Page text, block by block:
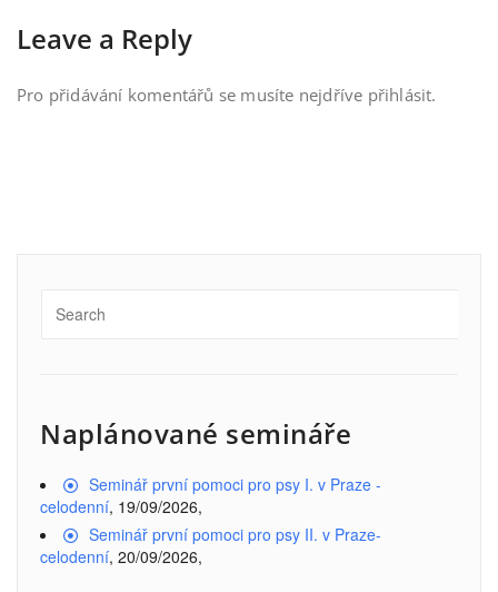
Leave a Reply
Pro přidávání komentářů se musíte nejdříve přihlásit.
Naplánované semináře
Seminář první pomoci pro psy I. v Praze -
celodenní, 19/09/2026,
Seminář první pomoci pro psy II. v Praze-
celodenní, 20/09/2026,